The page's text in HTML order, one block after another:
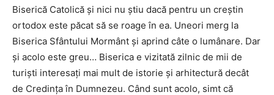
Biserică Catolică şi nici nu ştiu dacă pentru un creştin
ortodox este păcat să se roage în ea. Uneori merg la
Biserica Sfântului Mormânt şi aprind câte o lumânare. Dar
şi acolo este greu… Biserica e vizitată zilnic de mii de
turişti interesaţi mai mult de istorie şi arhitectură decât
de Credinţa în Dumnezeu. Când sunt acolo, simt că